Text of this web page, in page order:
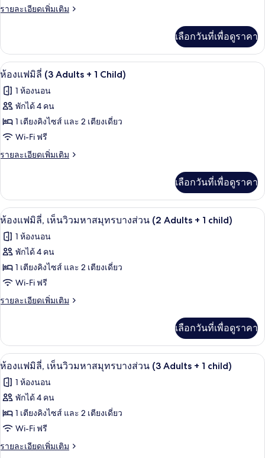
แฟ
ลี่
(2
Adults
+
Child)
รายละเอียดเพิ่มเติม
ราย
เกี่ยว
กับ
ห้อง
มิ
ลี่
Adults
+
Child)
เลือกวันที่เพื่อดูราคา
เปิด
ภาพถ่าย
ทั้งหมด
ของ
ห้อง
แฟ
ลี่
(3
Adults
+
Child)
มินิบาร์, ตู้นิรภัยในห้องพัก, โต๊ะทำงาน,
5
ห้องแฟมิลี่ (3 Adults + 1 Child)
1 ห้องนอน
พักได้ 4 คน
1 เตียงคิงไซส์ และ 2 เตียงเดี่ยว
Wi-Fi ฟรี
รายละเอียดเพิ่มเติม
ราย
เกี่ยว
กับ
ห้อง
มิ
ลี่
Adults
+
Child)
เลือกวันที่เพื่อดูราคา
เปิด
ภาพถ่าย
ทั้งหมด
ของ
ห้อง
แฟ
ลี่,
เห็น
วิว
มหาสมุทร
บาง
ส่วน
(2
Adults
มินิบาร์, ตู้นิรภัยในห้องพัก, โต๊ะทำงาน,
4
ห้องแฟมิลี่, เห็นวิวมหาสมุทรบางส่วน (2 Adults + 1 child)
1 ห้องนอน
พักได้ 4 คน
1 เตียงคิงไซส์ และ 2 เตียงเดี่ยว
Wi-Fi ฟรี
รายละเอียดเพิ่มเติม
ราย
เกี่ยว
กับ
ห้อง
มิ
ลี่,
วิว
มหาสมุทร
ส่วน
เลือกวันที่เพื่อดูราคา
เปิด
ภาพถ่าย
ทั้งหมด
ของ
ห้อง
แฟ
มินิบาร์, ตู้นิรภัยในห้องพัก, โต๊ะทำงาน,
4
ห้องแฟมิลี่, เห็นวิวมหาสมุทรบางส่วน (3 Adults + 1 child)
1 ห้องนอน
พักได้ 4 คน
1 เตียงคิงไซส์ และ 2 เตียงเดี่ยว
Wi-Fi ฟรี
รายละเอียดเพิ่มเติม
ราย